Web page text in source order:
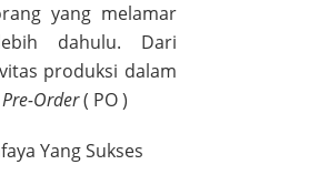
yang melamar
dahulu. Dari
produksi dalam
Pre-Order( PO )